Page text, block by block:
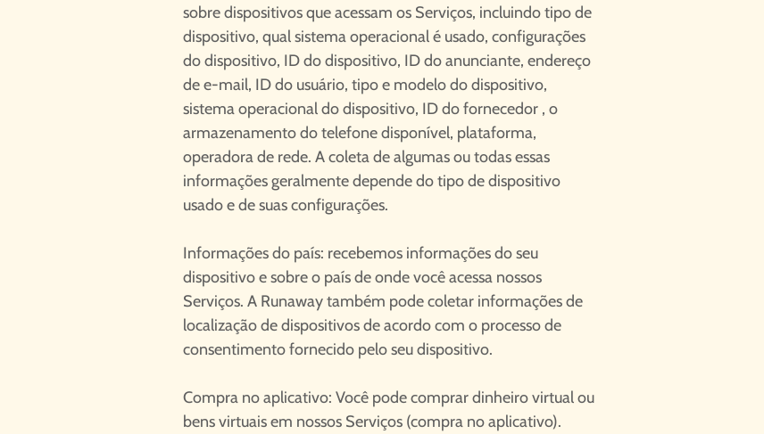
sobre dispositivos que acessam os Serviços, incluindo tipo de
dispositivo, qual sistema operacional é usado, configurações
do dispositivo, ID do dispositivo, ID do anunciante, endereço
de e-mail, ID do usuário, tipo e modelo do dispositivo,
sistema operacional do dispositivo, ID do fornecedor , o
armazenamento do telefone disponível, plataforma,
operadora de rede. A coleta de algumas ou todas essas
informações geralmente depende do tipo de dispositivo
usado e de suas configurações.
Informações do país: recebemos informações do seu
dispositivo e sobre o país de onde você acessa nossos
Serviços. A Runaway também pode coletar informações de
localização de dispositivos de acordo com o processo de
consentimento fornecido pelo seu dispositivo.
Compra no aplicativo: Você pode comprar dinheiro virtual ou
bens virtuais em nossos Serviços (compra no aplicativo).